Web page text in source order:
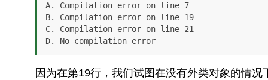
A. Compilation error on line 7
B. Compilation error on line 19
C. Compilation error on line 21
D. No compilation error
因为在第19行，我们试图在没有外类对象的情